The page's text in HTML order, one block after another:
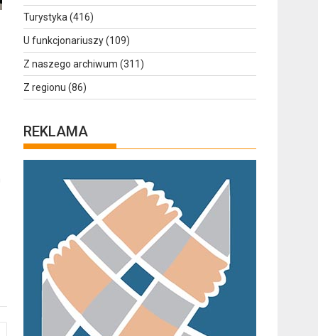
Turystyka (416)
U funkcjonariuszy(109)
Z naszego archiwum (311)
Z regionu (86)
REKLAMA